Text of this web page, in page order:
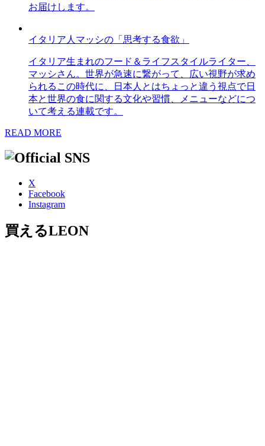
お届けします。
イタリア人マッシの「思考する食欲」
イタリア生まれのフード＆ライフスタイルライター、
マッシさん。世界が急速に繋がって、広い視野が求め
られるこの時代に、日本人とはちょっと違う視点で日
本と世界の食に関する文化や習慣、メニューなどにつ
いて考える連載です。
READ MORE
X
Facebook
Instagram
買えるLEON